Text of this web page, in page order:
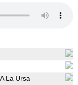
La Ursa